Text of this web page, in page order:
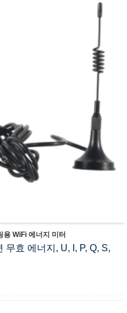
용 WiFi 에너지 미터
무효 에너지, U, I, P, Q, S,
WiFi, 4G, NB-IOT